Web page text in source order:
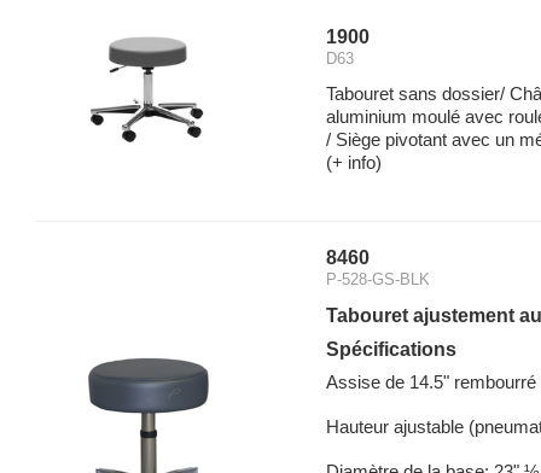
1900
D63
Tabouret sans dossier/
aluminium moulé avec
/ Siège pivotant avec un
(+ info)
8460
P-528-GS-BLK
Tabouret ajustement
Spécifications
Assise de 14.5" rembourré
Hauteur ajustable